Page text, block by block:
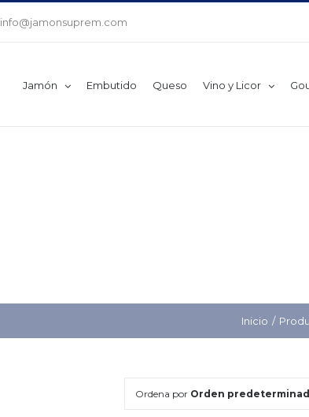
info@jamonsuprem.com
Jamón Embutido Queso Vino y Licor
Inicio
Ordena por Orden